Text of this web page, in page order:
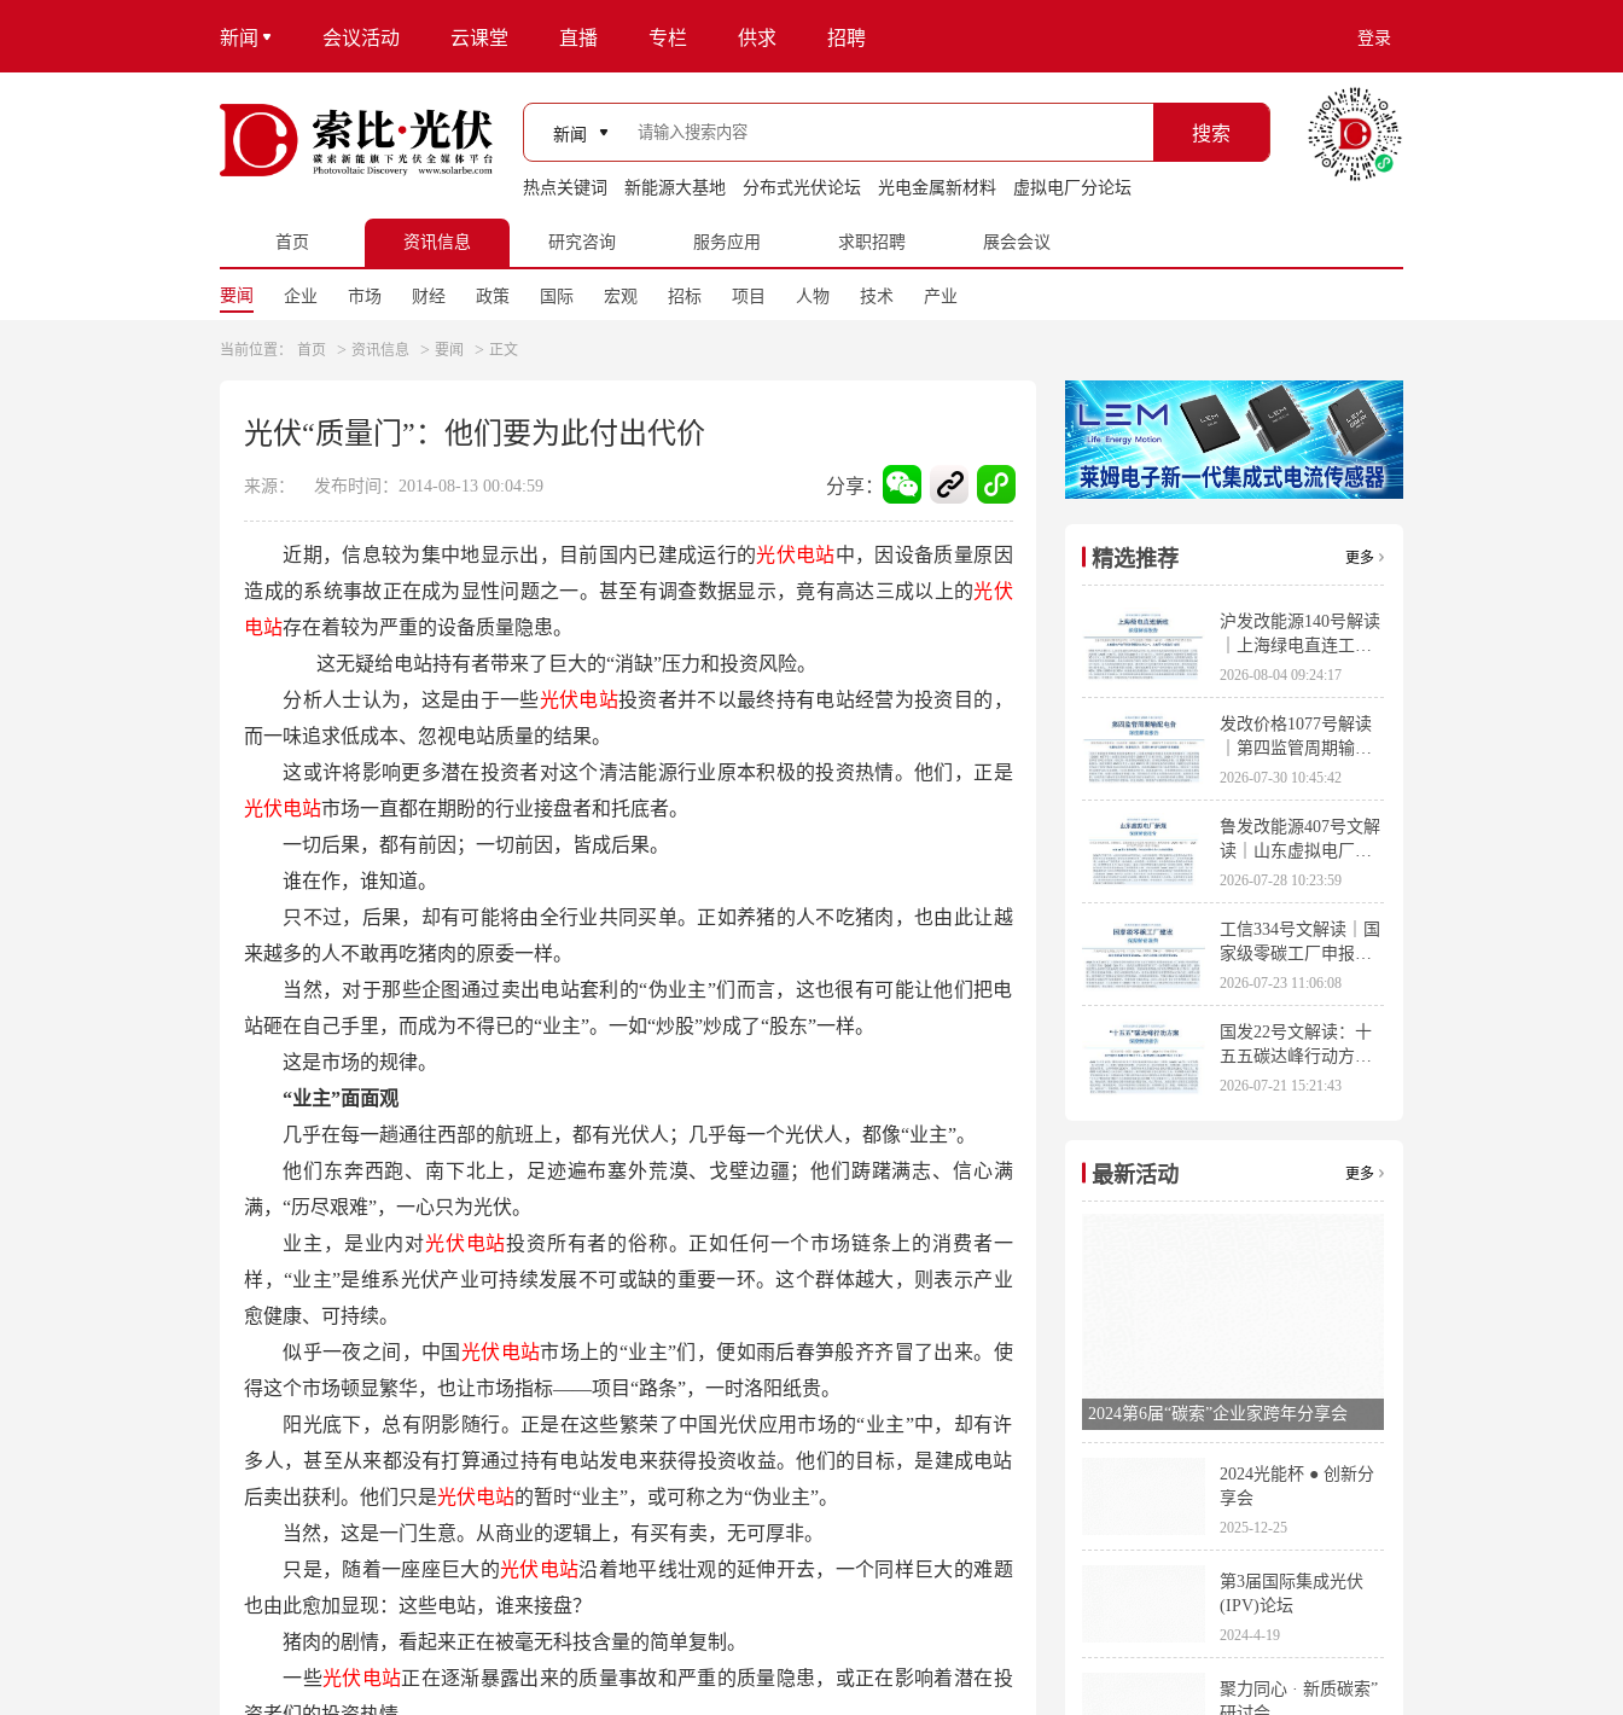
新闻 会议活动 云课堂 直播 专栏 供求 招聘 登录
新闻 搜索
热点关键词 新能源大基地 分布式光伏论坛 光电金属新材料 虚拟电厂分论坛
首页 资讯信息 研究咨询 服务应用 求职招聘 展会会议
要闻 企业 市场 财经 政策 国际 宏观 招标 项目 人物 技术 产业
当前位置： 首页 > 资讯信息 > 要闻 > 正文
光伏“质量门”：他们要为此付出代价
来源： 发布时间：2014-08-13 00:04:59 分享：
近期，信息较为集中地显示出，目前国内已建成运行的光伏电站中，因设备质量原因
造成的系统事故正在成为显性问题之一。甚至有调查数据显示，竟有高达三成以上的光伏
电站存在着较为严重的设备质量隐患。
这无疑给电站持有者带来了巨大的“消缺”压力和投资风险。
分析人士认为，这是由于一些光伏电站投资者并不以最终持有电站经营为投资目的，
而一味追求低成本、忽视电站质量的结果。
这或许将影响更多潜在投资者对这个清洁能源行业原本积极的投资热情。他们，正是
光伏电站市场一直都在期盼的行业接盘者和托底者。
一切后果，都有前因；一切前因，皆成后果。
谁在作，谁知道。
只不过，后果，却有可能将由全行业共同买单。正如养猪的人不吃猪肉，也由此让越
来越多的人不敢再吃猪肉的原委一样。
当然，对于那些企图通过卖出电站套利的“伪业主”们而言，这也很有可能让他们把电
站砸在自己手里，而成为不得已的“业主”。一如“炒股”炒成了“股东”一样。
这是市场的规律。
“业主”面面观
几乎在每一趟通往西部的航班上，都有光伏人；几乎每一个光伏人，都像“业主”。
他们东奔西跑、南下北上，足迹遍布塞外荒漠、戈壁边疆；他们踌躇满志、信心满
满，“历尽艰难”，一心只为光伏。
业主，是业内对光伏电站投资所有者的俗称。正如任何一个市场链条上的消费者一
样，“业主”是维系光伏产业可持续发展不可或缺的重要一环。这个群体越大，则表示产业
愈健康、可持续。
似乎一夜之间，中国 光伏电站市场上的“业主”们，便如雨后春笋般齐齐冒了出来。使
得这个市场顿显繁华，也让市场指标——项目“路条”，一时洛阳纸贵。
阳光底下，总有阴影随行。正是在这些繁荣了中国光伏应用市场的“业主”中，却有许
多人，甚至从来都没有打算通过持有电站发电来获得投资收益。他们的目标，是建成电站
后卖出获利。他们只是光伏电站的暂时“业主”，或可称之为“伪业主”。
当然，这是一门生意。从商业的逻辑上，有买有卖，无可厚非。
只是，随着一座座巨大的光伏电站沿着地平线壮观的延伸开去，一个同样巨大的难题
也由此愈加显现：这些电站，谁来接盘？
猪肉的剧情，看起来正在被毫无科技含量的简单复制。
一些光伏电站正在逐渐暴露出来的质量事故和严重的质量隐患，或正在影响着潜在投
精选推荐 更多
沪发改能源140号解读
｜上海绿电直连工作
方案 申报条件、源荷
指标、场景优先级全
梳理
2026-08-04 09:24:17
发改价格1077号解读
｜第四监管周期输配
电价落地 电量电价下
调容量电价上调
2026-07-30 10:45:42
鲁发改能源407号文解
读｜山东虚拟电厂管
理办法全文 分布式光
伏打包入市规则详解
2026-07-28 10:23:59
工信334号文解读｜国
家级零碳工厂申报条
件、三大硬性指标、
申报时间全梳理
2026-07-23 11:06:08
国发22号文解读：十
五五碳达峰行动方案
风光28亿千瓦 / 储能3
2026-07-21 15:21:43
最新活动 更多
2024第6届“碳索”企业家跨年分享会
2024光能杯 ● 创新分
享会
2025-12-25
第3届国际集成光伏
(IPV)论坛
2024-4-19
聚力同心 · 新质碳索”